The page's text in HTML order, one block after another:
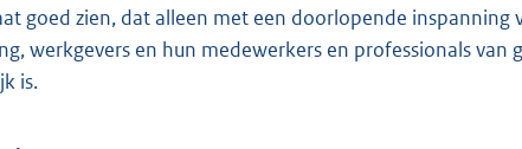
goed zien, dat alleen met een doorlopende
werkgevers en hun medewerkers en professionals van
is.